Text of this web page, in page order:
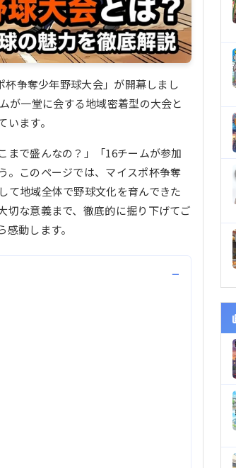
争奪少年野球大会」が開幕しまし
が一堂に会する地域密着型の大会と
ます。
まで盛んなの？」「16チームが参加
。このページでは、マイスポ杯争奪
て地域全体で野球文化を育んできた
切な意義まで、徹底的に掘り下げてご
動します。
−